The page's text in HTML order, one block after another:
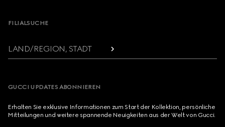
FILIALSUCHE
LAND/REGION, STADT
GUCCI UPDATES ABONNIEREN
Erhalten Sie exklusive Informationen zum Start der Kollektion, persönliche
Mitteilungen und weitere spannende Neuigkeiten aus der Welt von Gucci.